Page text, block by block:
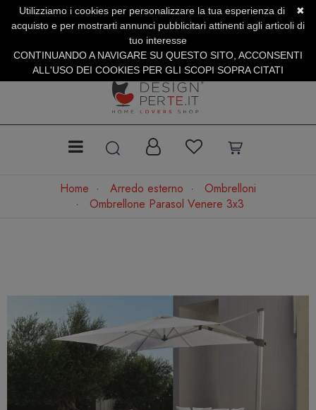
SERVIZIO CLIENTI +39.0773.470.562
SUMMER SALES | Fino al 40% di Sconto
Home Arredo esterno
Ombrelloni
Ombrellone Parasol Venere 3x3
✖
Utilizziamo i cookies per personalizzare la tua esperienza di
acquisto e per mostrarti annunci pubblicitari attinenti agli articoli di
tuo interesse
CONTINUANDO A NAVIGARE SU QUESTO SITO, ACCONSENTI
ALL'USO DEI COOKIES PER GLI SCOPI SOPRA CITATI